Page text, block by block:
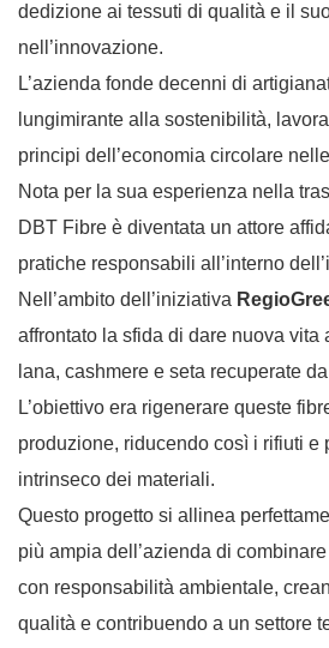
dedizione ai tessuti di qualità e il
nell’innovazione.
L’azienda fonde decenni di
lungimirante alla sostenibilità,
principi dell’economia circolare
Nota per la sua esperienza nella
DBT Fibre è diventata un attore
pratiche responsabili all’interno
Nell’ambito dell’iniziativa
affrontato la sfida di dare nuova vita
lana, cashmere e seta recuperate
L’obiettivo era rigenerare queste
produzione, riducendo così i rifiuti e
intrinseco dei materiali.
Questo progetto si allinea
più ampia dell’azienda di
con responsabilità ambientale,
qualità e contribuendo a un settore